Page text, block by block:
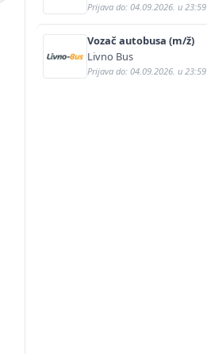
Prijava do: 04.09.2026. u 23:59
Vozač autobusa (m/ž)
Livno Bus
Prijava do: 04.09.2026. u 23:59